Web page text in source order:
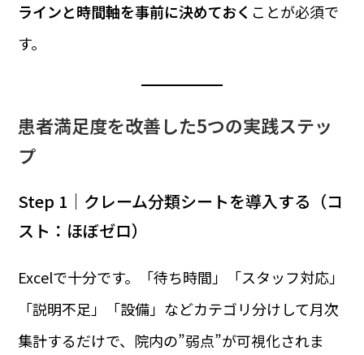
ラインと時間軸を事前に決めておく ことが必須で
す。
患者満足度を改善した5つの実践ステッ
プ
Step 1｜クレーム分類シートを導入する（コ
スト：ほぼゼロ）
Excelで十分です。「待ち時間」「スタッフ対応」
「説明不足」「設備」などカテゴリ分けして月次
集計するだけで、院内の”弱点”が可視化されま